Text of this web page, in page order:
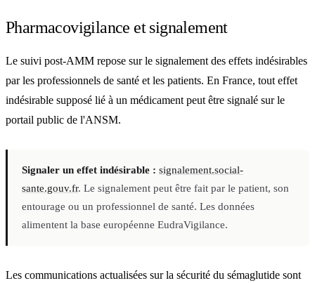
Pharmacovigilance et signalement
Le suivi post-AMM repose sur le signalement des effets indésirables
par les professionnels de santé et les patients. En France, tout effet
indésirable supposé lié à un médicament peut être signalé sur le
portail public de l'ANSM.
Signaler un effet indésirable : signalement.social-
sante.gouv.fr. Le signalement peut être fait par le patient, son
entourage ou un professionnel de santé. Les données
alimentent la base européenne EudraVigilance.
Les communications actualisées sur la sécurité du sémaglutide sont